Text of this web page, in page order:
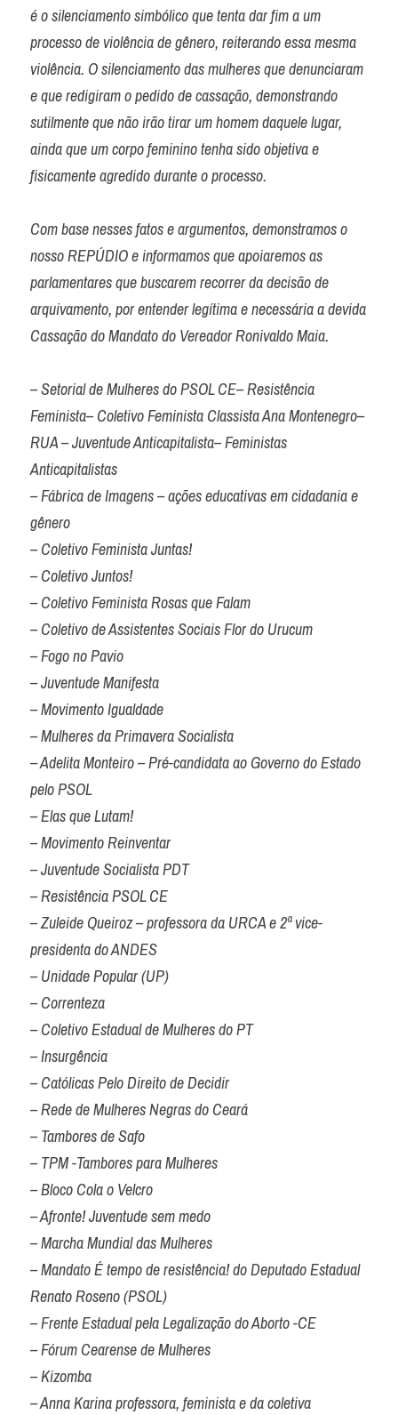
é o silenciamento simbólico que tenta dar fim a um
processo de violência de gênero, reiterando essa mesma
violência. O silenciamento das mulheres que denunciaram
e que redigiram o pedido de cassação, demonstrando
sutilmente que não irão tirar um homem daquele lugar,
ainda que um corpo feminino tenha sido objetiva e
fisicamente agredido durante o processo.
Com base nesses fatos e argumentos, demonstramos o
nosso REPÚDIO e informamos que apoiaremos as
parlamentares que buscarem recorrer da decisão de
arquivamento, por entender legítima e necessária a devida
Cassação do Mandato do Vereador Ronivaldo Maia.
– Setorial de Mulheres do PSOL CE– Resistência
Feminista– Coletivo Feminista Classista Ana Montenegro–
RUA – Juventude Anticapitalista– Feministas
Anticapitalistas
– Fábrica de Imagens – ações educativas em cidadania e
gênero
– Coletivo Feminista Juntas!
– Coletivo Juntos!
– Coletivo Feminista Rosas que Falam
– Coletivo de Assistentes Sociais Flor do Urucum
– Fogo no Pavio
– Juventude Manifesta
– Movimento Igualdade
– Mulheres da Primavera Socialista
– Adelita Monteiro – Pré-candidata ao Governo do Estado
pelo PSOL
– Elas que Lutam!
– Movimento Reinventar
– Juventude Socialista PDT
– Resistência PSOL CE
– Zuleide Queiroz – professora da URCA e 2ª vice-
presidenta do ANDES
– Unidade Popular (UP)
– Correnteza
– Coletivo Estadual de Mulheres do PT
– Insurgência
– Católicas Pelo Direito de Decidir
– Rede de Mulheres Negras do Ceará
– Tambores de Safo
– TPM -Tambores para Mulheres
– Bloco Cola o Velcro
– Afronte! Juventude sem medo
– Marcha Mundial das Mulheres
– Mandato É tempo de resistência! do Deputado Estadual
Renato Roseno (PSOL)
– Frente Estadual pela Legalização do Aborto -CE
– Fórum Cearense de Mulheres
– Kizomba
– Anna Karina professora, feminista e da coletiva